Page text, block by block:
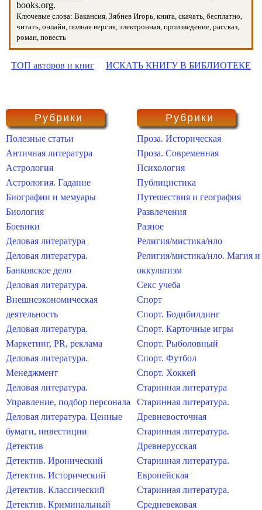
books.org.
Ключевые слова: Вакансия, Зябнев Игорь, книга, скачать, бесплатно,
читать, онлайн, полная версия, электронная, произведение, рассказ,
роман, повесть
ТОП авторов и книг ИСКАТЬ КНИГУ В БИБЛИОТЕКЕ
Рубрики
Полезные статьи
Античная литература
Астрология
Астрология. Гадание
Биографии и мемуары
Биология
Боевики
Деловая литература
Деловая литература.
Банковское дело
Деловая литература.
Внешнеэкономическая
деятельность
Деловая литература.
Маркетинг, PR, реклама
Деловая литература.
Менеджмент
Деловая литература.
Управление, подбор персонала
Деловая литература. Ценные
бумаги, инвестиции
Детектив
Детектив. Иронический
Детектив. Исторический
Детектив. Классический
Детектив. Криминальный
Рубрики
Проза. Историческая
Проза. Современная
Психология
Публицистика
Путешествия и география
Развлечения
Разное
Религия/мистика/нло
Религия/мистика/нло. Магия и
оккультизм
Секс учеба
Спорт
Спорт. Бодибилдинг
Спорт. Карточные игры
Спорт. Рыболовный
Спорт. Футбол
Спорт. Хоккей
Старинная литература
Старинная литература.
Древневосточная
Старинная литература.
Древнерусская
Старинная литература.
Европейская
Старинная литература.
Средневековая